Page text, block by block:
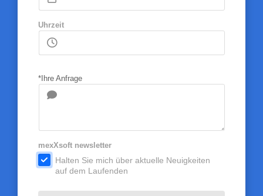
Uhrzeit
*Ihre Anfrage
mexXsoft newsletter
.
Halten Sie mich über aktuelle Neuigkeiten
auf dem Laufenden